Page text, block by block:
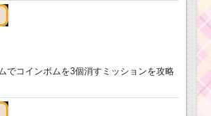
でコインボムを3個消すミッションを攻略